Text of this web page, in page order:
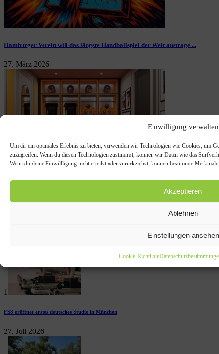
Einwilligung verwalten
Um dir ein optimales Erlebnis zu bieten, verwenden wir Technologien wie Cookies, um
zuzugreifen. Wenn du diesen Technologien zustimmst, können wir Daten wie das
Wenn du deine Einwillligung nicht erteilst oder zurückziehst, können bestimmte
Akzeptieren
Ablehnen
Einstellungen ansehen
Cookie-Richtlinie
Hamburger Verein will das längste Handballspiel der Welt austrage ...
27. März 2026
Hilton und McLaren Racing lancieren ultimativen Boxenstopp
1
FS8 eröffnet erstes deutsches Studio in München
27. Juli 2026